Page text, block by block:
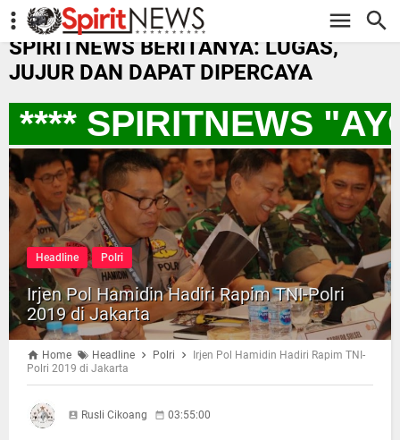
-->
SPIRITNEWS BERITANYA: LUGAS,
JUJUR DAN DAPAT DIPERCAYA
SPIRITNEWS
Headline Polri
Irjen Pol Hamidin Hadiri Rapim TNI-Polri
2019 di Jakarta
Home Headline Polri
Irjen Pol Hamidin Hadiri Rapim TNI-
Polri 2019 di Jakarta
Rusli Cikoang 03:55:00